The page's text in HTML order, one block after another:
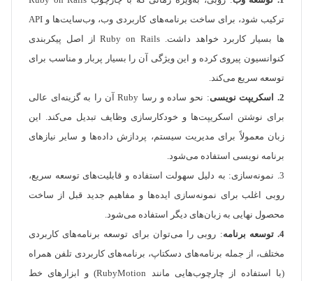
ترکیب شود، برای ساخت برنامه‌های کاربردی وب، وب‌سایت‌ها و API
ها بسیار کاربرد خواهد داشت. Ruby on Rails از اصل پیکربندی
کنوانسیون پیروی کرده و این ویژگی آن را بسیار پربار و مناسب برای
توسعه سریع می‌کند.
2. اسکریپت نویسی
: نحو ساده و رسا Ruby آن را به گزینه‌ای عالی
برای نوشتن اسکریپت‌ها و خودکارسازی وظایف تبدیل می‌کند. این
زبان معمولاً برای مدیریت سیستم، پردازش داده‌ها و سایر نیازهای
برنامه نویسی استفاده می‌شود.
3. نمونه‌سازی: به دلیل سهولت استفاده و قابلیت‌های توسعه سریع،
روبی اغلب برای نمونه‌سازی ایده‌ها و مفاهیم جدید قبل از ساخت
محصول نهایی به زبان‌های دیگر استفاده می‌شود.
4. توسعه برنامه
: روبی را می‌توان برای توسعه برنامه‌های کاربردی
مختلف، از جمله برنامه‌های دسکتاپ، برنامه‌های کاربردی تلفن همراه
(با استفاده از چارچوب‌هایی مانند RubyMotion) و ابزارهای خط